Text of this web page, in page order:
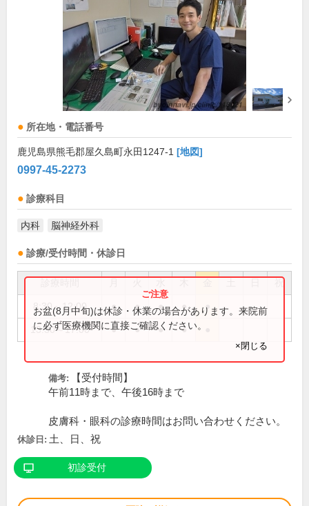
所在地・電話番号
鹿児島県熊毛郡屋久島町永田1247-1 [地図]
0997-45-2273
診療科目
内科 脳神経外科
診療/受付時間・休診日
祝
8:30～12:00 ● ● ● ● ●
13:30～17:00 ● ● ● ●
お盆(8月中旬)は休診・休業の場合があります。来院前
に必ず医療機関に直接ご確認ください。
×閉じる
備考:
【受付時間】
午前11時まで、午後16時まで
皮膚科・眼科の診療時間はお問い合わせください。
休診日: 土、日、祝
初診受付